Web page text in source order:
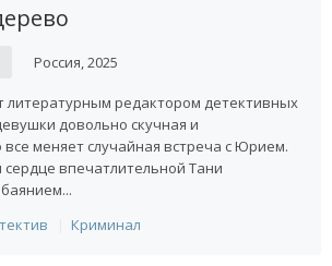
Россия, 2025
литературным редактором детективных
довольно скучная и
меняет случайная встреча с Юрием.
впечатлительной Тани
Криминал